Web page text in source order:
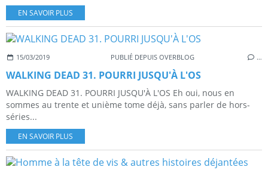
EN SAVOIR PLUS
15/03/2019 PUBLIÉ DEPUIS OVERBLOG …
WALKING DEAD 31. POURRI JUSQU'À L'OS
WALKING DEAD 31. POURRI JUSQU'À L'OS Eh oui, nous en
sommes au trente et unième tome déjà, sans parler de hors-
séries...
EN SAVOIR PLUS